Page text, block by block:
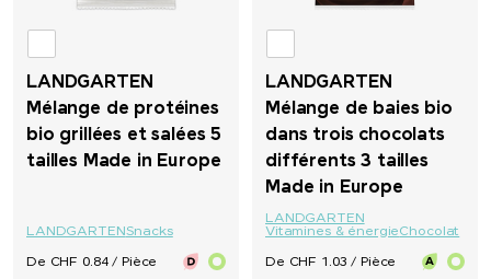
LANDGARTEN
Mélange de protéines
bio grillées et salées 5
tailles Made in Europe
LANDGARTENSnacks
De CHF 0.84 / Pièce
LANDGARTEN
Mélange de baies bio
dans trois chocolats
différents 3 tailles
Made in Europe
LANDGARTEN
Vitamines & énergieChocolat
De CHF 1.03 / Pièce